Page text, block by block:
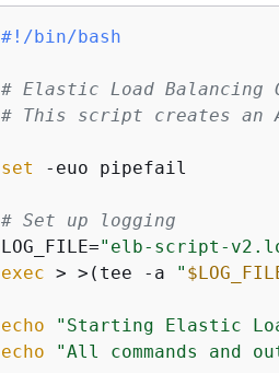
#!/bin/bash
# Elastic Load
# This script creates an
set -euo pipefail
# Set up logging
LOG_FILE="elb-script-
exec > >(tee -a "
echo "Starting Elastic
echo
"All commands and